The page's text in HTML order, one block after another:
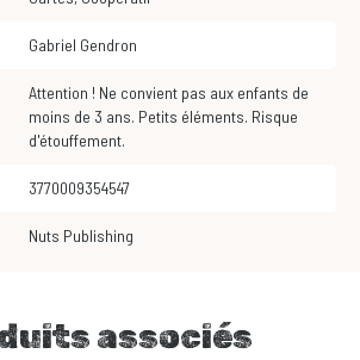
Gabriel Gendron
Attention ! Ne convient pas aux enfants de
moins de 3 ans. Petits éléments. Risque
d'étouffement.
3770009354547
Nuts Publishing
associés